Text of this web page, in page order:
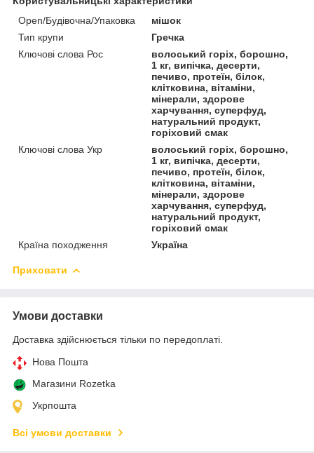
Open/Будівочна/Упаковка
мішок
Тип крупи
Гречка
Ключові слова Рос
волоський горіх, борошно,
1 кг, випічка, десерти,
печиво, протеїн, білок,
клітковина, вітаміни,
мінерали, здорове
харчування, суперфуд,
натуральний продукт,
горіховий смак
Ключові слова Укр
волоський горіх, борошно,
1 кг, випічка, десерти,
печиво, протеїн, білок,
клітковина, вітаміни,
мінерали, здорове
харчування, суперфуд,
натуральний продукт,
горіховий смак
Країна походження
Україна
Приховати
Умови доставки
Доставка здійснюється тільки по передоплаті.
Нова Пошта
Магазини Rozetka
Укрпошта
Всі умови доставки